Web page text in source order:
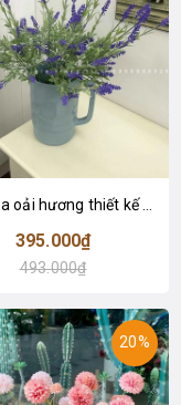
395.000₫
493.000₫
20%